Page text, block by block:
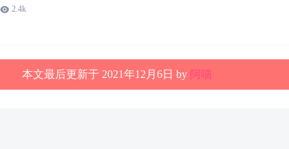
2.4k
本文最后更新于 2021年12月6日 by 阿喵